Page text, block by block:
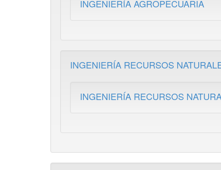
INGENIERÍA AGROPECUARIA
INGENIERÍA RECURSOS
INGENIERÍA RECURSOS